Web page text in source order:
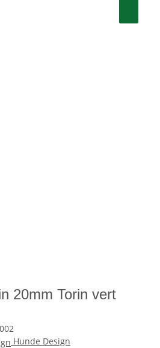
20mm Torin vert
Hunde Design